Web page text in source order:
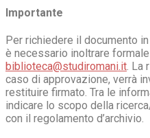
Importante
Per richiedere il documento
è necessario inoltrare
biblioteca@studiromani.it. La
caso di approvazione, verrà
restituire firmato. Tra le
indicare lo scopo della
con il regolamento d’archivio.